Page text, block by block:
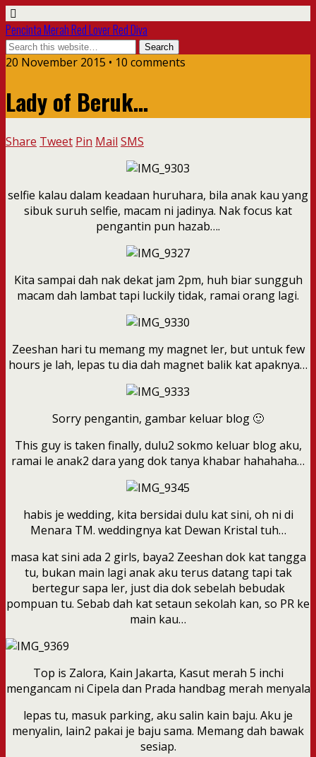
Pencinta Merah Red Lover Red Diva
20 November 2015 • 10 comments
Lady of Beruk…
Share Tweet Pin Mail SMS
selfie kalau dalam keadaan huruhara, bila anak kau yang
sibuk suruh selfie, macam ni jadinya. Nak focus kat
pengantin pun hazab….
Kita sampai dah nak dekat jam 2pm, huh biar sungguh
macam dah lambat tapi luckily tidak, ramai orang lagi.
Zeeshan hari tu memang my magnet ler, but untuk few
hours je lah, lepas tu dia dah magnet balik kat apaknya…
Sorry pengantin, gambar keluar blog 🙂
This guy is taken finally, dulu2 sokmo keluar blog aku,
ramai le anak2 dara yang dok tanya khabar hahahaha…
habis je wedding, kita bersidai dulu kat sini, oh ni di
Menara TM. weddingnya kat Dewan Kristal tuh…
masa kat sini ada 2 girls, baya2 Zeeshan dok kat tangga
tu, bukan main lagi anak aku terus datang tapi tak
bertegur sapa ler, just dia dok sebelah bebudak
pompuan tu. Sebab dah kat setaun sekolah kan, so PR ke
main kau…
Top is Zalora, Kain Jakarta, Kasut merah 5 inchi
mengancam ni Cipela dan Prada handbag merah menyala
lepas tu, masuk parking, aku salin kain baju. Aku je
menyalin, lain2 pakai je baju sama. Memang dah bawak
sesiap.